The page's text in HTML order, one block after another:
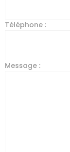
Téléphone :
Message :